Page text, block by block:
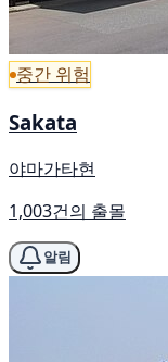
중간 위험
Sakata
야마가타현
1,003건의 출몰
알림